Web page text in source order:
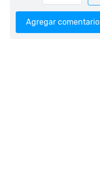
Agregar comentario